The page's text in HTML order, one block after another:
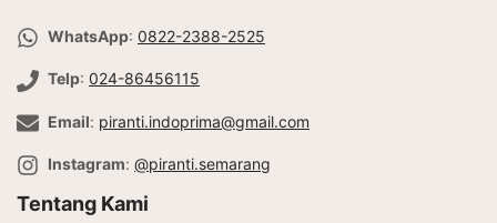
WhatsApp:0822-2388-2525
Telp:024-86456115
Email: piranti.indoprima@gmail.com
Instagram:@piranti.semarang
Tentang Kami